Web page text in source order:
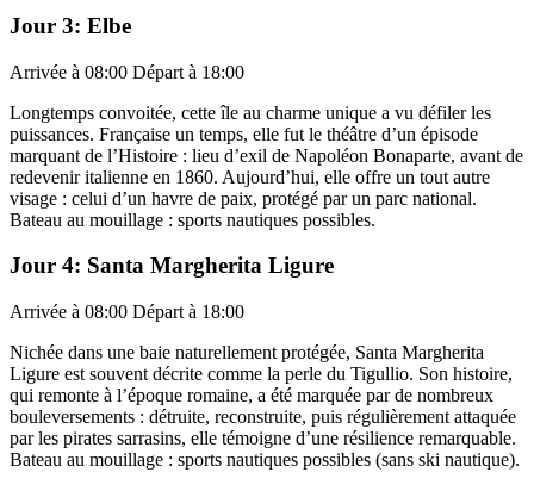
Jour 3: Elbe
Arrivée à 08:00 Départ à 18:00
Longtemps convoitée, cette île au charme unique a vu défiler les
puissances. Française un temps, elle fut le théâtre d’un épisode
marquant de l’Histoire : lieu d’exil de Napoléon Bonaparte, avant de
redevenir italienne en 1860. Aujourd’hui, elle offre un tout autre
visage : celui d’un havre de paix, protégé par un parc national.
Bateau au mouillage : sports nautiques possibles.
Jour 4: Santa Margherita Ligure
Arrivée à 08:00 Départ à 18:00
Nichée dans une baie naturellement protégée, Santa Margherita
Ligure est souvent décrite comme la perle du Tigullio. Son histoire,
qui remonte à l’époque romaine, a été marquée par de nombreux
bouleversements : détruite, reconstruite, puis régulièrement attaquée
par les pirates sarrasins, elle témoigne d’une résilience remarquable.
Bateau au mouillage : sports nautiques possibles (sans ski nautique).